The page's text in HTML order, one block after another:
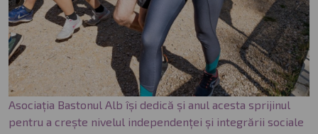
Asociația Bastonul Alb își dedică și anul acesta sprijinul
pentru a crește nivelul independenței și integrării sociale